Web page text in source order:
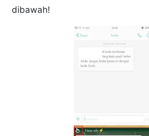
dibawah!